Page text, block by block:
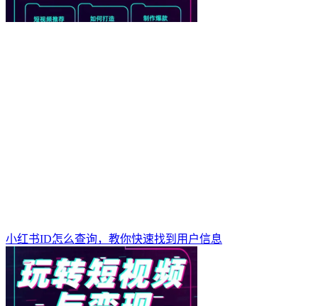
小红书ID怎么查询，教你快速找到用户信息